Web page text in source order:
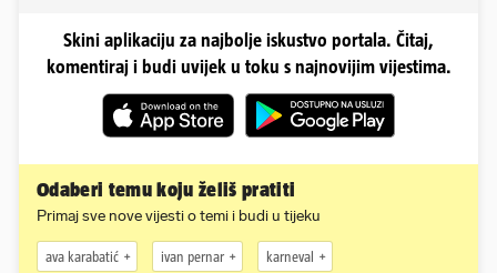
Skini aplikaciju za najbolje iskustvo portala. Čitaj,
komentiraj i budi uvijek u toku s najnovijim vijestima.
Odaberi temu koju želiš pratiti
Primaj sve nove vijesti o temi i budi u tijeku
ava karabatić ivan pernar karneval